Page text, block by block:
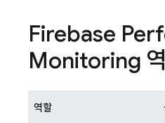
Firebase
Monitoring
역할